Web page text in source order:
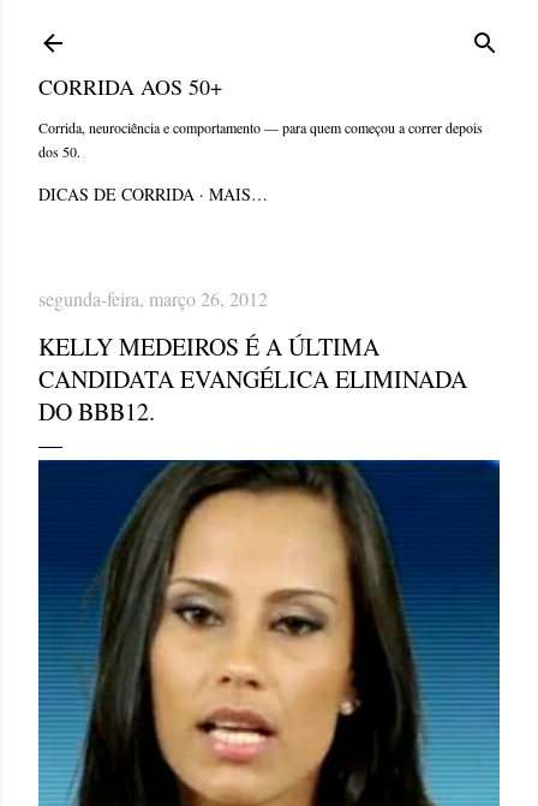
CORRIDA AOS 50+
Corrida, neurociência e comportamento — para quem começou a correr depois
dos 50.
DICAS DE CORRIDA MAIS…
segunda-feira, março 26, 2012
KELLY MEDEIROS É A ÚLTIMA
CANDIDATA EVANGÉLICA ELIMINADA
DO BBB12.